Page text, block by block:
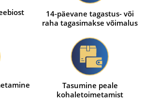
14-päevane tagastus- või
raha tagasimakse võimalus
Tasumine peale
kohaletoimetamist